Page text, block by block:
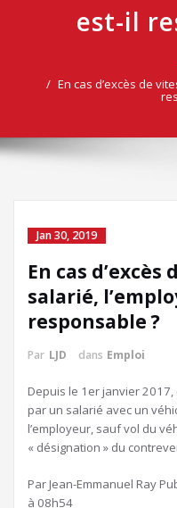
est-il
En cas d’excès de
Jan 30, 2019
En cas d’excès
salarié,
responsable ?
Par LJD dans Emploi
Depuis le 1er janvier 2017,
par un salarié avec un
l’employeur, sauf vol du
« désignation » du
Par Jean-Emmanuel Ray
à 08h54